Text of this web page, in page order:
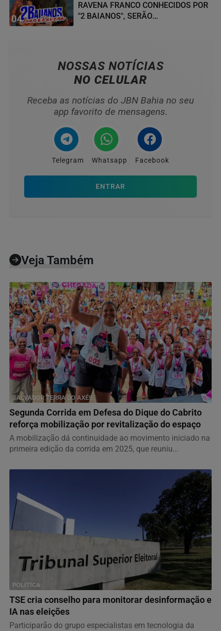
04
RAVENA FRANCO CONHECIDOS POR
"2 BAIANOS", SERÃO
NOSSAS NOTÍCIAS
NO CELULAR
Receba as notícias do JBN Bahia no seu
app favorito de mensagens.
Telegram Whatsapp Facebook
ENTRAR
Veja Também
SALVADOR TERRA DO AXÉ!!
Segunda Corrida em Defesa do Dique do Cabrito
reforça mobilização por revitalização do espaço
A mobilização dá continuidade ao movimento iniciado na
primeira edição da corrida em 2025, que reuniu...
POLITICA
TSE cria conselho para monitorar desinformação e
IA nas eleições
Participarão do grupo especialistas em tecnologia da